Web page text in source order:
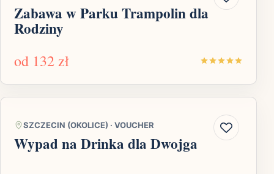
Zabawa w Parku Trampolin dla
Rodziny
od 132 zł
SZCZECIN (OKOLICE) · VOUCHER
Wypad na Drinka dla Dwojga